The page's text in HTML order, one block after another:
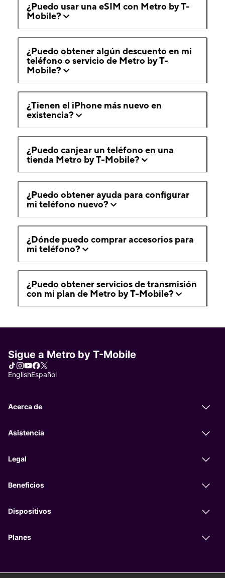
¿Puedo usar una eSIM con Metro by T-
Mobile?
¿Puedo obtener algún descuento en mi
teléfono o servicio de Metro by T-
Mobile?
¿Tienen el iPhone más nuevo en
existencia?
¿Puedo canjear un teléfono en una
tienda Metro by T-Mobile?
¿Puedo obtener ayuda para configurar
mi teléfono nuevo?
¿Dónde puedo comprar accesorios para
mi teléfono?
¿Puedo obtener servicios de transmisión
con mi plan de Metro by T-Mobile?